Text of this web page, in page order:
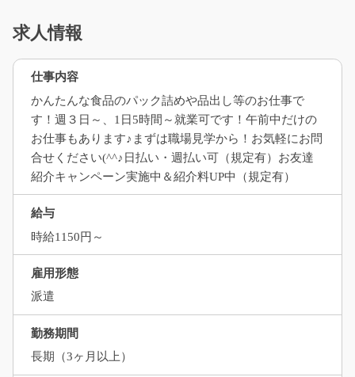
求人情報
仕事内容
かんたんな食品のパック詰めや品出し等のお仕事で
す！週３日～、1日5時間～就業可です！午前中だけの
お仕事もあります♪まずは職場見学から！お気軽にお問
合せください(^^♪日払い・週払い可（規定有）お友達
紹介キャンペーン実施中＆紹介料UP中（規定有）
給与
時給1150円～
雇用形態
派遣
勤務期間
長期（3ヶ月以上）